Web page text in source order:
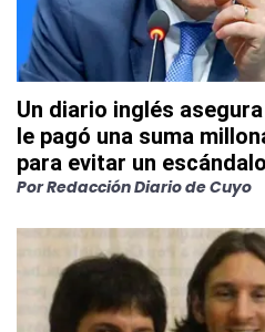
Un diario inglés
le pagó una suma
para evitar un escándalo
PorRedacción Diario de Cuyo